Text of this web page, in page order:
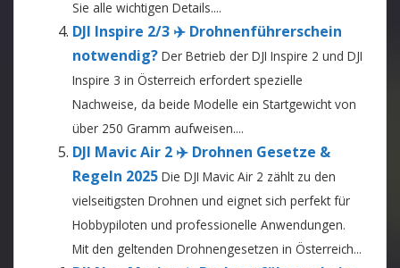
Sie alle wichtigen Details....
DJI Inspire 2/3 ✈️ Drohnenführerschein
notwendig? Der Betrieb der DJI Inspire 2 und DJI
Inspire 3 in Österreich erfordert spezielle
Nachweise, da beide Modelle ein Startgewicht von
über 250 Gramm aufweisen....
DJI Mavic Air 2 ✈️ Drohnen Gesetze &
Regeln 2025 Die DJI Mavic Air 2 zählt zu den
vielseitigsten Drohnen und eignet sich perfekt für
Hobbypiloten und professionelle Anwendungen.
Mit den geltenden Drohnengesetzen in Österreich...